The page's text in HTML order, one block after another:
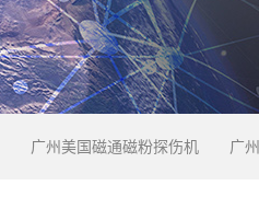
广州美国磁通磁粉探伤机 广